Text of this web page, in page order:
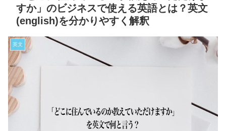
すか」のビジネスで使える英語とは？英文
(english)を分かりやすく解釈
英文